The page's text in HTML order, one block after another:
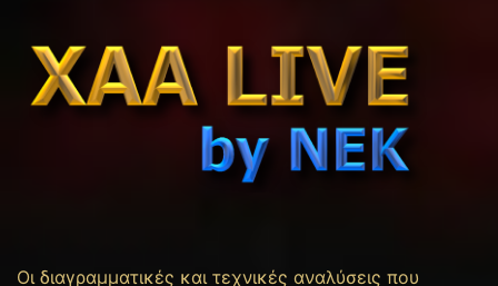
Οι διαγραμματικές και τεχνικές αναλύσεις που